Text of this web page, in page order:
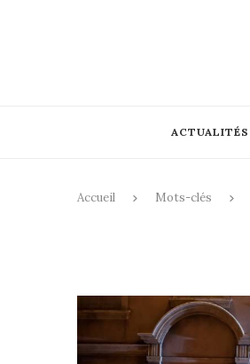
ACTUALITÉS
Accueil Mots-clés